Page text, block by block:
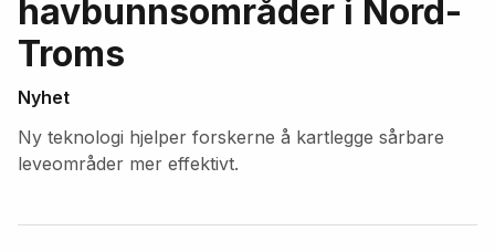
havbunnsområder i Nord-
Troms
Nyhet
Ny teknologi hjelper forskerne å kartlegge sårbare
leveområder mer effektivt.